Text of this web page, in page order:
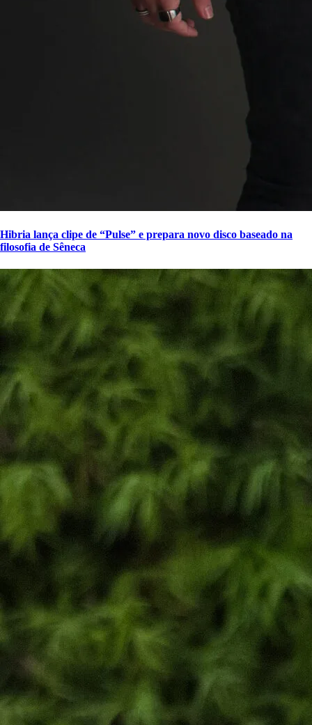
Hibria lança clipe de “Pulse” e prepara novo disco baseado na
filosofia de Sêneca